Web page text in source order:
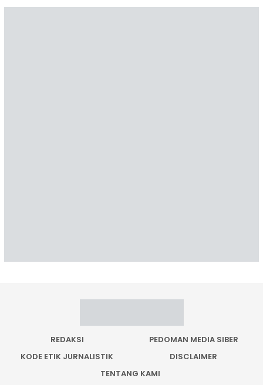
REDAKSI
PEDOMAN MEDIA SIBER
KODE ETIK JURNALISTIK
DISCLAIMER
TENTANG KAMI